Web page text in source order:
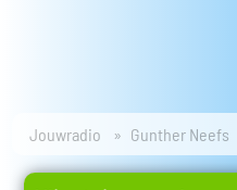
Jouwradio Gunther Neefs